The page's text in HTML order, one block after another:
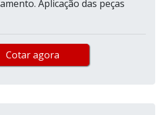
Aplicação das peças
Cotar agora